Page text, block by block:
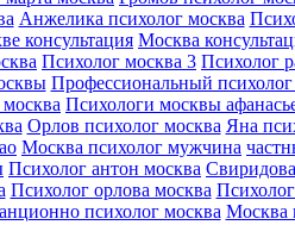
Анжелика психолог москва
консультация Москва
Психолог москва 3 Психолог
Профессиональный
Психологи москвы
Орлов психолог москва Яна
Москва психолог мужчина
Психолог антон москва
Психолог орлова москва
психолог москва Москва